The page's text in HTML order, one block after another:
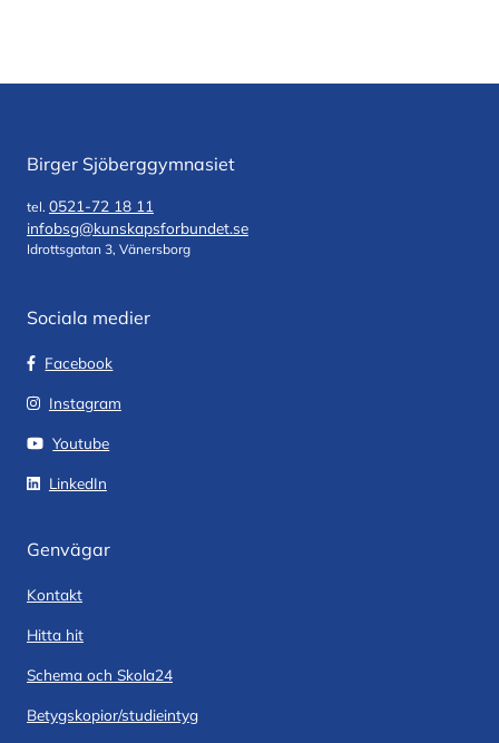
Birger Sjöberggymnasiet
tel. 0521-72 18 11
infobsg@kunskapsforbundet.se
Idrottsgatan 3, Vänersborg
Sociala medier
Facebook
Instagram
Youtube
LinkedIn
Genvägar
Kontakt
Hitta hit
Schema och Skola24
Betygskopior/studieintyg